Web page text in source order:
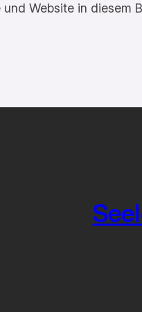
Website in diesem